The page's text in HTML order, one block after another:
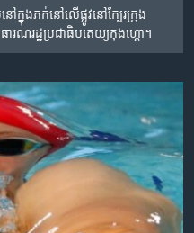
ក្នុង​ភក់​នៅ​លើ​ផ្លូវ​នៅ​ក្បែរ​ក្រុង
ារណរដ្ឋ​ប្រជាធិបតេយ្យ​កុងហ្គោ។